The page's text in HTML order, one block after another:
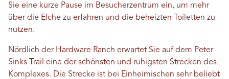
Sie eine kurze Pause im Besucherzentrum ein, um mehr
über die Elche zu erfahren und die beheizten Toiletten zu
nutzen.
Nördlich der Hardware Ranch erwartet Sie auf dem Peter
Sinks Trail eine der schönsten und ruhigsten Strecken des
Komplexes. Die Strecke ist bei Einheimischen sehr beliebt